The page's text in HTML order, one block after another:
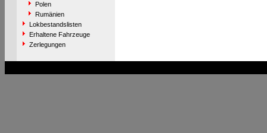
Polen
Rumänien
Lokbestandslisten
Erhaltene Fahrzeuge
Zerlegungen